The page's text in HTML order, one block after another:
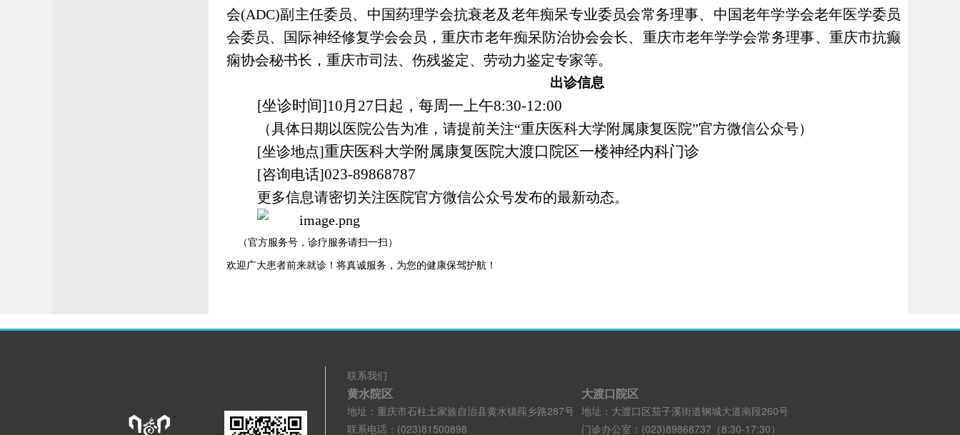
会(ADC)副主任委员、中国药理学会抗衰老及老年痴呆专业委员会常务理事、中国老年学学会老年医学委员
会委员、国际神经修复学会会员，重庆市老年痴呆防治协会会长、重庆市老年学学会常务理事、重庆市抗癫
痫协会秘书长，重庆市司法、伤残鉴定、劳动力鉴定专家等。
出诊信息
[坐诊时间]10月27日起，每周一上午8:30-12:00
（具体日期以医院公告为准，请提前关注“重庆医科大学附属康复医院”官方微信公众号）
[坐诊地点]重庆医科大学附属康复医院大渡口院区一楼神经内科门诊
[咨询电话]023-89868787
更多信息请密切关注医院官方微信公众号发布的最新动态。
（官方服务号，诊疗服务请扫一扫）
欢迎广大患者前来就诊！将真诚服务，为您的健康保驾护航！
联系我们
黄水院区
地址：重庆市石柱土家族自治县黄水镇莼乡路287号
联系电话：(023)81500898
大渡口院区
地址：大渡口区茄子溪街道钢城大道南段260号
门诊办公室：(023)89868737（8:30-17:30）